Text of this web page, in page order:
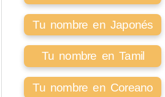
Tu nombre en Japonés
Tu nombre en Tamil
Tu nombre en Coreano